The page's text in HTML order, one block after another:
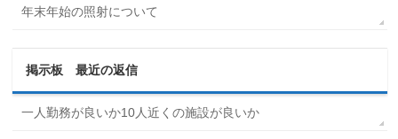
年末年始の照射について
掲示板 最近の返信
一人勤務が良いか10人近くの施設が良いか